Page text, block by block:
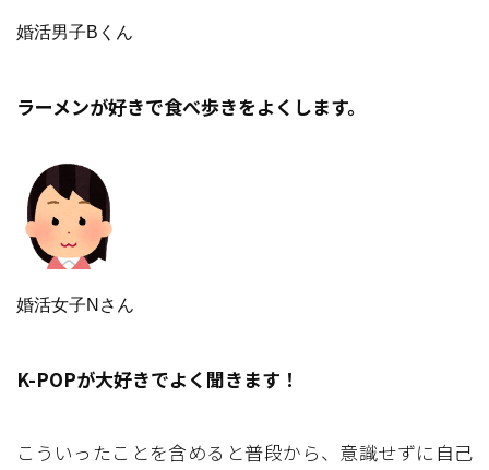
婚活男子Bくん
ラーメンが好きで食べ歩きをよくします。
婚活女子Nさん
K-POPが大好きでよく聞きます！
こういったことを含めると普段から、意識せずに自己